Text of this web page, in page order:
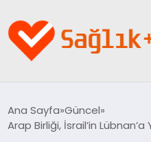
YAŞAM
Ana Sayfa Güncel
Arap Birliği, İsrail’in Lübnan’a